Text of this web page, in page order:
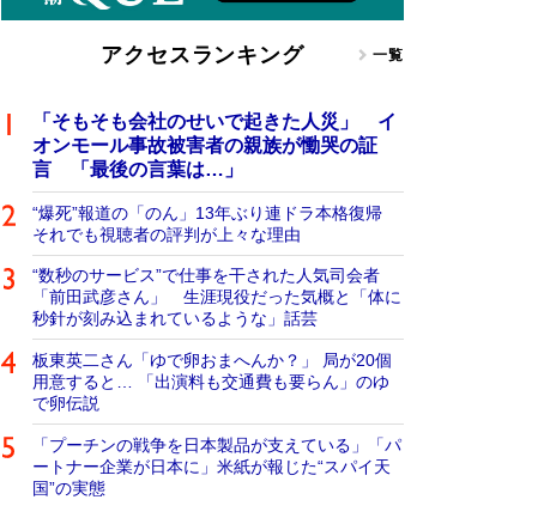
アクセスランキング 一覧
「そもそも会社のせいで起きた人災」 イ
オンモール事故被害者の親族が慟哭の証
言 「最後の言葉は…」
“爆死”報道の「のん」13年ぶり連ドラ本格復帰
それでも視聴者の評判が上々な理由
“数秒のサービス”で仕事を干された人気司会者
「前田武彦さん」 生涯現役だった気概と「体に
秒針が刻み込まれているような」話芸
板東英二さん「ゆで卵おまへんか？」 局が20個
用意すると… 「出演料も交通費も要らん」のゆ
で卵伝説
「プーチンの戦争を日本製品が支えている」「パ
ートナー企業が日本に」米紙が報じた“スパイ天
国”の実態